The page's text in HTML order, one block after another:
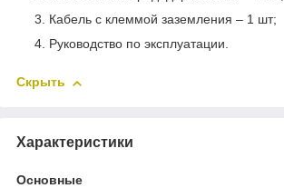
Кабель с клеммой заземления – 1 шт;
Руководство по эксплуатации.
Скрыть
Характеристики
Основные